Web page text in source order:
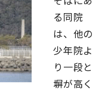
る同院
は、他の
少年院よ
り一段と
塀が高く